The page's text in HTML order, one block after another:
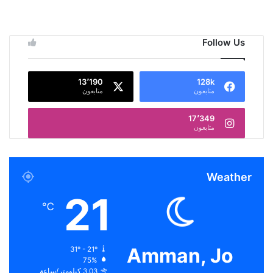
Follow Us
128k
متابعون
13٬190
متابعون
17٬349
متابعون
Weather
Amman, Jo
21
℃
31º - 21º
75%
3.03 كيلومتر/ساعة